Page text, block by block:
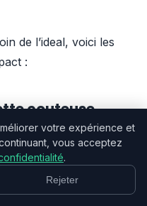
de l’ideal, voici les
:
couteuse
pret a la
cela avant tout
simple : aucun
plus que les 15-20
votre expérience et
vous acceptez
.
Rejeter